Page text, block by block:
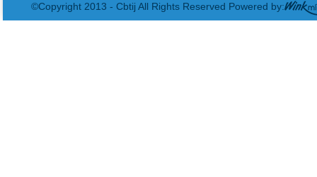
©Copyright 2013 - Cbtij All Rights Reserved Powered by: